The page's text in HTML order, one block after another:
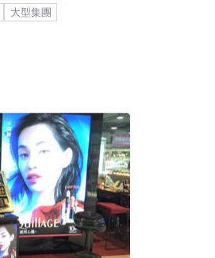
大型集團